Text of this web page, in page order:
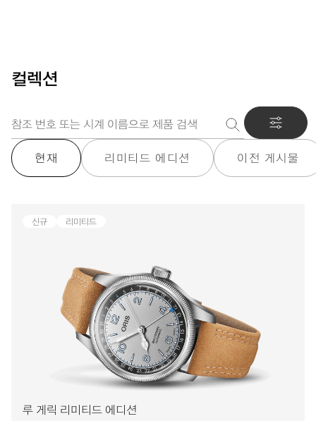
컬렉션
현재 리미티드 에디션 이전 게시물
신규 리미티드
루 게릭 리미티드 에디션